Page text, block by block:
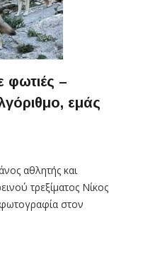
φωτιές –
εμάς
αθλητής και
τρεξίματος Νίκος
στον